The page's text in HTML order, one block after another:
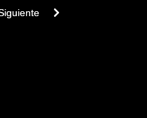
article: Ñandú